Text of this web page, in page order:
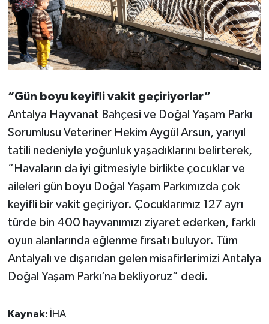
“Gün boyu keyifli vakit geçiriyorlar”
Antalya Hayvanat Bahçesi ve Doğal Yaşam Parkı
Sorumlusu Veteriner Hekim Aygül Arsun, yarıyıl
tatili nedeniyle yoğunluk yaşadıklarını belirterek,
“Havaların da iyi gitmesiyle birlikte çocuklar ve
aileleri gün boyu Doğal Yaşam Parkımızda çok
keyifli bir vakit geçiriyor. Çocuklarımız 127 ayrı
türde bin 400 hayvanımızı ziyaret ederken, farklı
oyun alanlarında eğlenme fırsatı buluyor. Tüm
Antalyalı ve dışarıdan gelen misafirlerimizi Antalya
Doğal Yaşam Parkı’na bekliyoruz” dedi.
Kaynak: İHA